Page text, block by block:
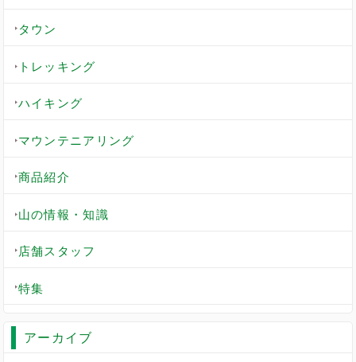
タウン
トレッキング
ハイキング
マウンテニアリング
商品紹介
山の情報・知識
店舗スタッフ
特集
アーカイブ